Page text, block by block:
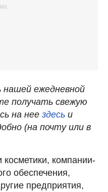
ежедневной
получать свежую
на нее здесь и
(на почту или в
компании-
обеспечения,
предприятия,